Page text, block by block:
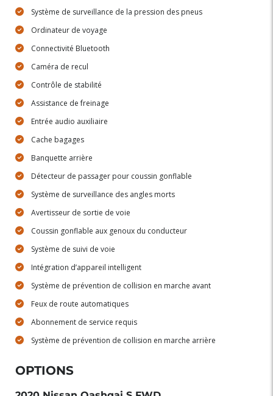
Système de surveillance de la pression des pneus
Ordinateur de voyage
Connectivité Bluetooth
Caméra de recul
Contrôle de stabilité
Assistance de freinage
Entrée audio auxiliaire
Cache bagages
Banquette arrière
Détecteur de passager pour coussin gonflable
Système de surveillance des angles morts
Avertisseur de sortie de voie
Coussin gonflable aux genoux du conducteur
Système de suivi de voie
Intégration d’appareil intelligent
Système de prévention de collision en marche avant
Feux de route automatiques
Abonnement de service requis
Système de prévention de collision en marche arrière
OPTIONS